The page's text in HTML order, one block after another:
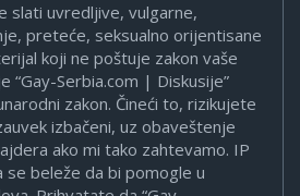
slati uvredljive, vulgarne,
preteće, seksualno orijentisane
koji ne poštuje zakon vaše
“Gay-Serbia.com | Diskusije”
zakon. Čineći to, rizikujete
izbačeni, uz obaveštenje
ako mi tako zahtevamo. IP
beleže da bi pomogle u